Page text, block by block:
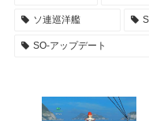
ソ連巡洋艦
SO-アップデート